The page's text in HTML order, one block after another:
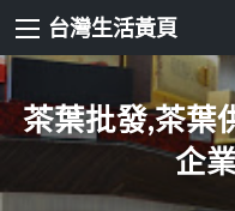
台灣生活黃頁
茶葉批發,茶葉
企